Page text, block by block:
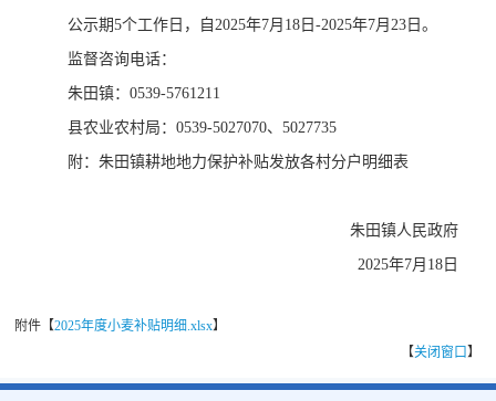
公示期5个工作日，自2025年7月18日-2025年7月23日。
监督咨询电话：
朱田镇：0539-5761211
县农业农村局：0539-5027070、5027735
附：朱田镇耕地地力保护补贴发放各村分户明细表
朱田镇人民政府
2025年7月18日
附件【2025年度小麦补贴明细.xlsx】
【关闭窗口】